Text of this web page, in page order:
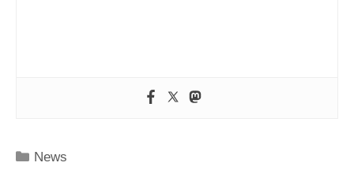
Kategorien
News